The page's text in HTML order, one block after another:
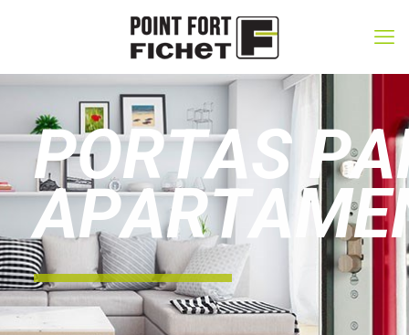
PORTAS PA
APART AME